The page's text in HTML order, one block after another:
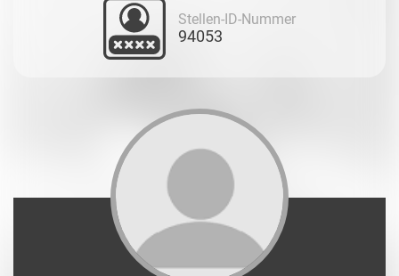
Stellen-ID-Nummer
94053